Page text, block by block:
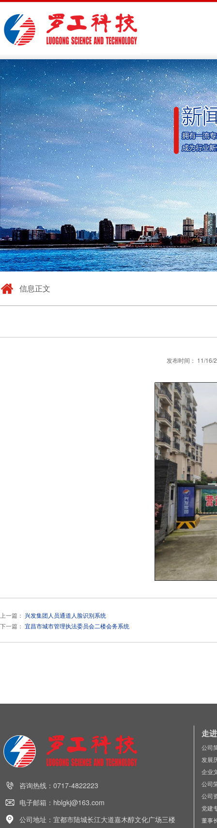
信息正文
发布时间： 11/
上一篇： 兴发集团人员通道人脸识别系统
下一篇： 宜昌市城市管理执法委员会二楼会务系统
咨询热线：0717-4822223
电子邮箱：hblgkj@163.com
公司地址：宜都市陆城长江大道嘉木醇文化广场三楼
走
公司
发展
企业
公司
公司
党建
董事